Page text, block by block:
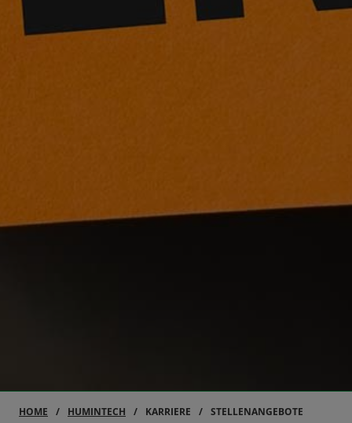
HOME HUMINTECH KARRIERE STELLENANGEBOTE